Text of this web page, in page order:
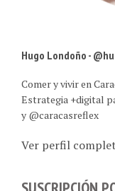
Hugo Londoño -
Estrategia +digital
y @caracasreflex
Ver perfil
SUSCRIPCIÓN